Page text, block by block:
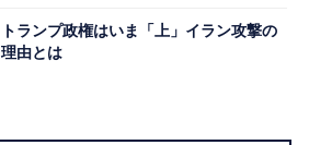
トランプ政権はいま「上」イラン攻撃の
理由とは